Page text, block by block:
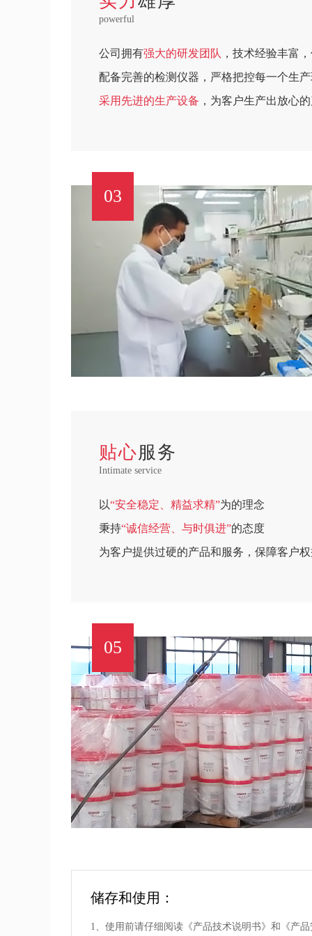
powerful
公司拥有强大的研发团队 ，技术经验丰富
配备完善的检测仪器，严格把控每一个生
采用先进的生产设备 ，为客户生产出放心
03
贴心服务
Intimate service
以“安全稳定、精益求精”为的理念
秉持“诚信经营、与时俱进”的态度
为客户提供过硬的产品和服务，保障客户
05
储存和使用：
1、使用前请仔细阅读《产品技术说明书》和《产